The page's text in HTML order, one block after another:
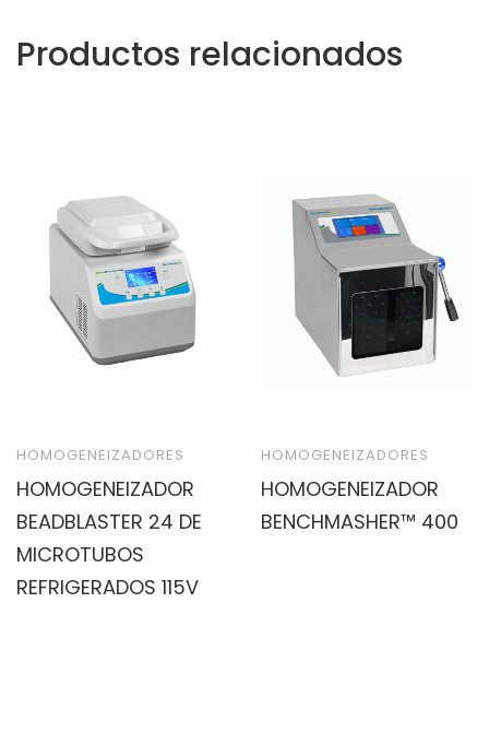
Productos relacionados
HOMOGENEIZADORES
HOMOGENEIZADOR
BEADBLASTER 24 DE
MICROTUBOS
REFRIGERADOS 115V
HOMOGENEIZADORES
HOMOGENEIZADOR
BENCHMASHER™ 400